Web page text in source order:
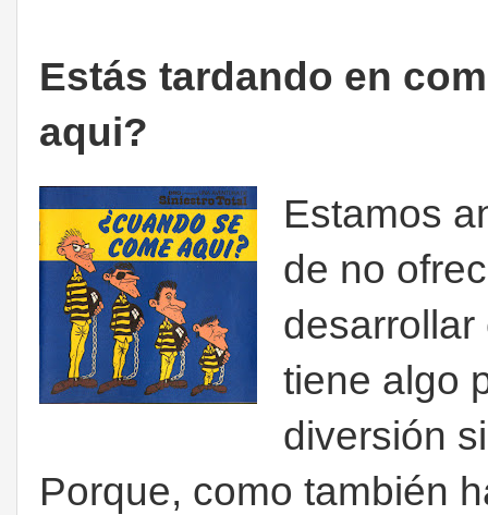
Estás tardando en
aqui?
Estamos
de no
tiene algo
diversión
Porque, como también